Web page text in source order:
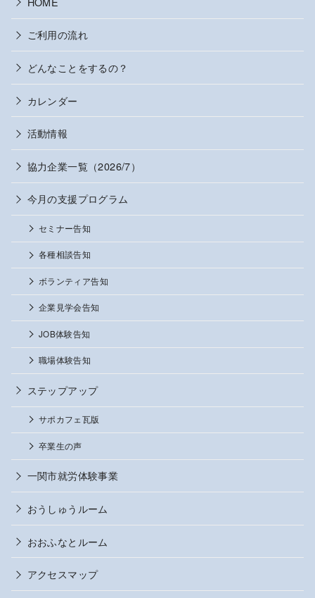
ご利用の流れ
どんなことをするの？
カレンダー
活動情報
協力企業一覧（2026/7）
今月の支援プログラム
セミナー告知
各種相談告知
ボランティア告知
企業見学会告知
JOB体験告知
職場体験告知
ステップアップ
サポカフェ瓦版
卒業生の声
一関市就労体験事業
おうしゅうルーム
おおふなとルーム
アクセスマップ